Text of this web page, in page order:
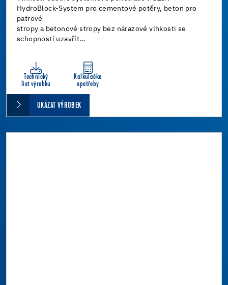
HydroBlock-System pro cementové potěry, beton pro
patrové
stropy a betonové stropy bez nárazové vlhkosti se
schopností uzavřít…
Technický
list výrobku
Kalkulačka
spotřeby
UKÁZAT VÝROBEK